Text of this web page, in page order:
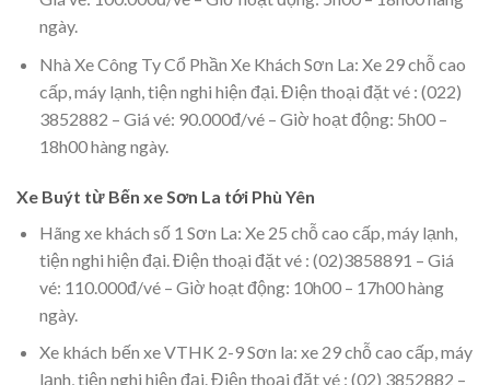
ngày.
Nhà Xe Công Ty Cổ Phần Xe Khách Sơn La: Xe 29 chỗ cao
cấp, máy lạnh, tiện nghi hiện đại. Điện thoại đặt vé : (022)
3852882 – Giá vé: 90.000đ/vé – Giờ hoạt động: 5h00 –
18h00 hàng ngày.
Xe Buýt từ Bến xe Sơn La tới Phù Yên
Hãng xe khách số 1 Sơn La: Xe 25 chỗ cao cấp, máy lạnh,
tiện nghi hiện đại. Điện thoại đặt vé : (02)3858891 – Giá
vé: 110.000đ/vé – Giờ hoạt động: 10h00 – 17h00 hàng
ngày.
Xe khách bến xe VTHK 2-9 Sơn la: xe 29 chỗ cao cấp, máy
lạnh, tiện nghi hiện đại. Điện thoại đặt vé : (02) 3852882 –